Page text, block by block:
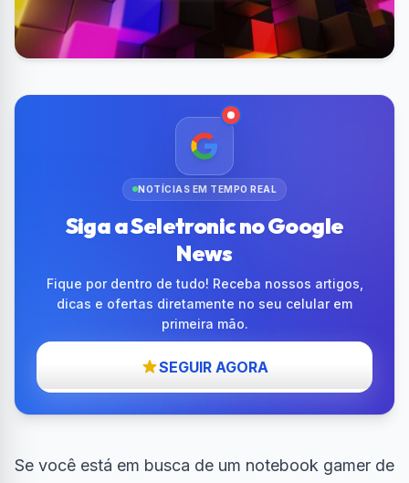
NOTÍCIAS EM TEMPO REAL
Siga a Seletronic no Google
News
Fique por dentro de tudo! Receba nossos artigos,
dicas e ofertas diretamente no seu celular em
primeira mão.
SEGUIR AGORA
Se você está em busca de um notebook gamer de